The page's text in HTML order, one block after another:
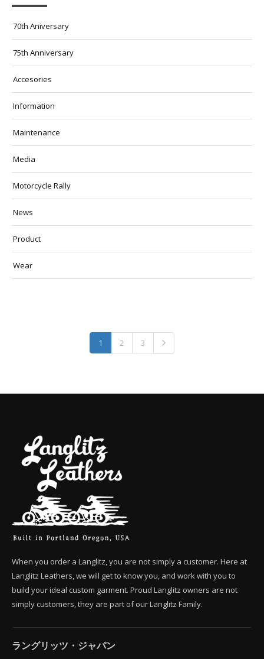
70th Aniversary
75th Anniversary
Accesories
Information
Maintenance
Media
Motorcycle Rally
News
Product
Wear
1 2 3
When you order a Langlitz, you are not simply a customer. Here at
Langlitz Leathers, we will get to know you, and work with you to
build your ideal custom garment. Proud Langlitz owners are not
simply customers, they are part of our Langlitz Family.
ラングリッツ・ジャパン